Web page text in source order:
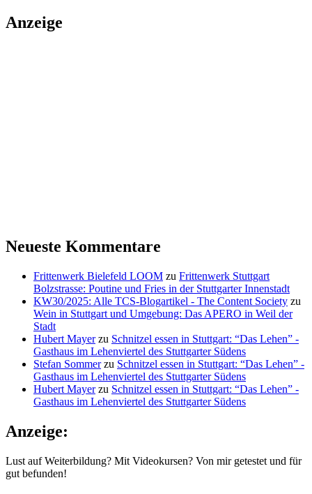
Anzeige
Neueste Kommentare
Frittenwerk Bielefeld LOOM zu Frittenwerk Stuttgart
Bolzstrasse: Poutine und Fries in der Stuttgarter Innenstadt
KW30/2025: Alle TCS-Blogartikel - The Content Society zu
Wein in Stuttgart und Umgebung: Das APERO in Weil der
Stadt
Hubert Mayerzu Schnitzel essen in Stuttgart: “Das Lehen” -
Gasthaus im Lehenviertel des Stuttgarter Südens
Stefan Sommerzu Schnitzel essen in Stuttgart: “Das Lehen” -
Gasthaus im Lehenviertel des Stuttgarter Südens
Hubert Mayerzu Schnitzel essen in Stuttgart: “Das Lehen” -
Gasthaus im Lehenviertel des Stuttgarter Südens
Anzeige:
Lust auf Weiterbildung? Mit Videokursen? Von mir getestet und für
gut befunden!